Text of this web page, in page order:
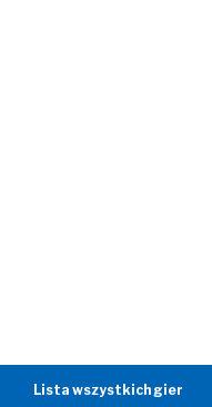
Lista wszystkich gier